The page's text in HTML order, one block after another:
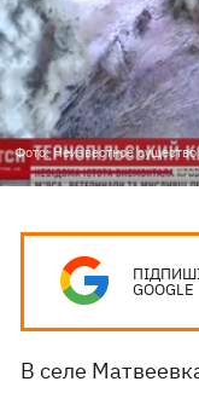
Фото: Неизвестное
GOOGLE
В селе